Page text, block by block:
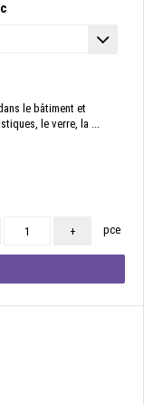
le bâtiment et
le verre, la ...
+ pce